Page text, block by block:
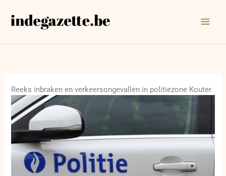
naar
Reeks inbraken en verkeersongevallen in politiezone Kouter